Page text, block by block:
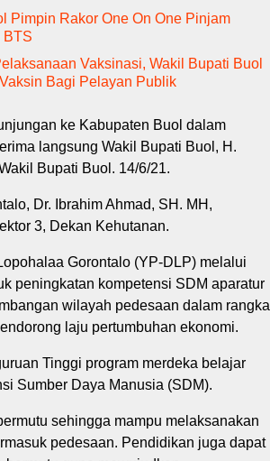
Pimpin Rakor One On One Pinjam
BTS
Vaksinasi, Wakil Bupati Buol
Bagi Pelayan Publik
ke Kabupaten Buol dalam
langsung Wakil Bupati Buol, H.
Bupati Buol. 14/6/21.
Dr. Ibrahim Ahmad, SH. MH,
3, Dekan Kehutanan.
Gorontalo (YP-DLP) melalui
peningkatan kompetensi SDM aparatur
wilayah pedesaan dalam rangka
laju pertumbuhan ekonomi.
Tinggi program merdeka belajar
Sumber Daya Manusia (SDM).
sehingga mampu melaksanakan
pedesaan. Pendidikan juga dapat